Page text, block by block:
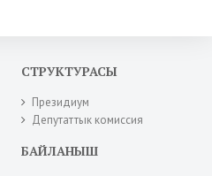
СТРУКТУРАСЫ
Президиум
Депутаттык комиссия
БАЙЛАНЫШ